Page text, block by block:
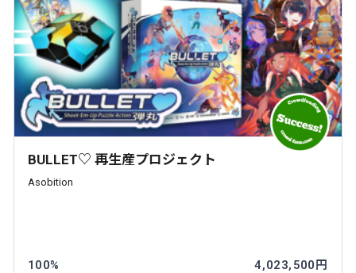
BULLET♡ 再生産プロジェクト
Asobition
100% 4,023,500円